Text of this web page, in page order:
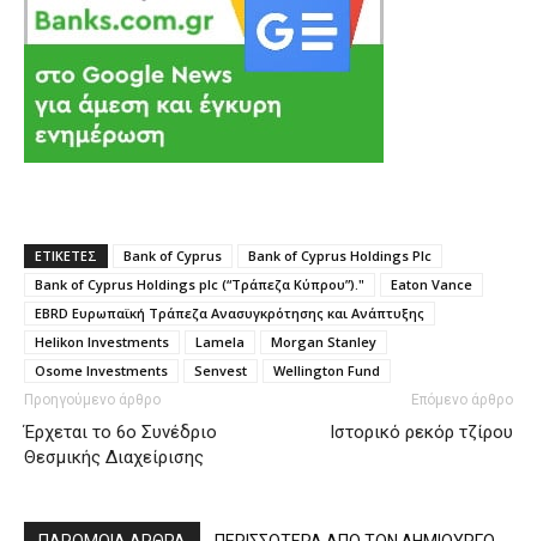
ΕΤΙΚΕΤΕΣ Bank of Cyprus
Bank of Cyprus Holdings Plc
Bank of Cyprus Holdings plc (“Τράπεζα Κύπρου”)."
Eaton Vance
EBRD Ευρωπαϊκή Τράπεζα Ανασυγκρότησης και Ανάπτυξης
Helikon Investments
Lamela
Morgan Stanley
Osome Investments
Senvest Wellington Fund
Προηγούμενο άρθρο
Έρχεται το 6ο Συνέδριο
Θεσμικής Διαχείρισης
Επόμενο άρθρο
Ιστορικό ρεκόρ τζίρου